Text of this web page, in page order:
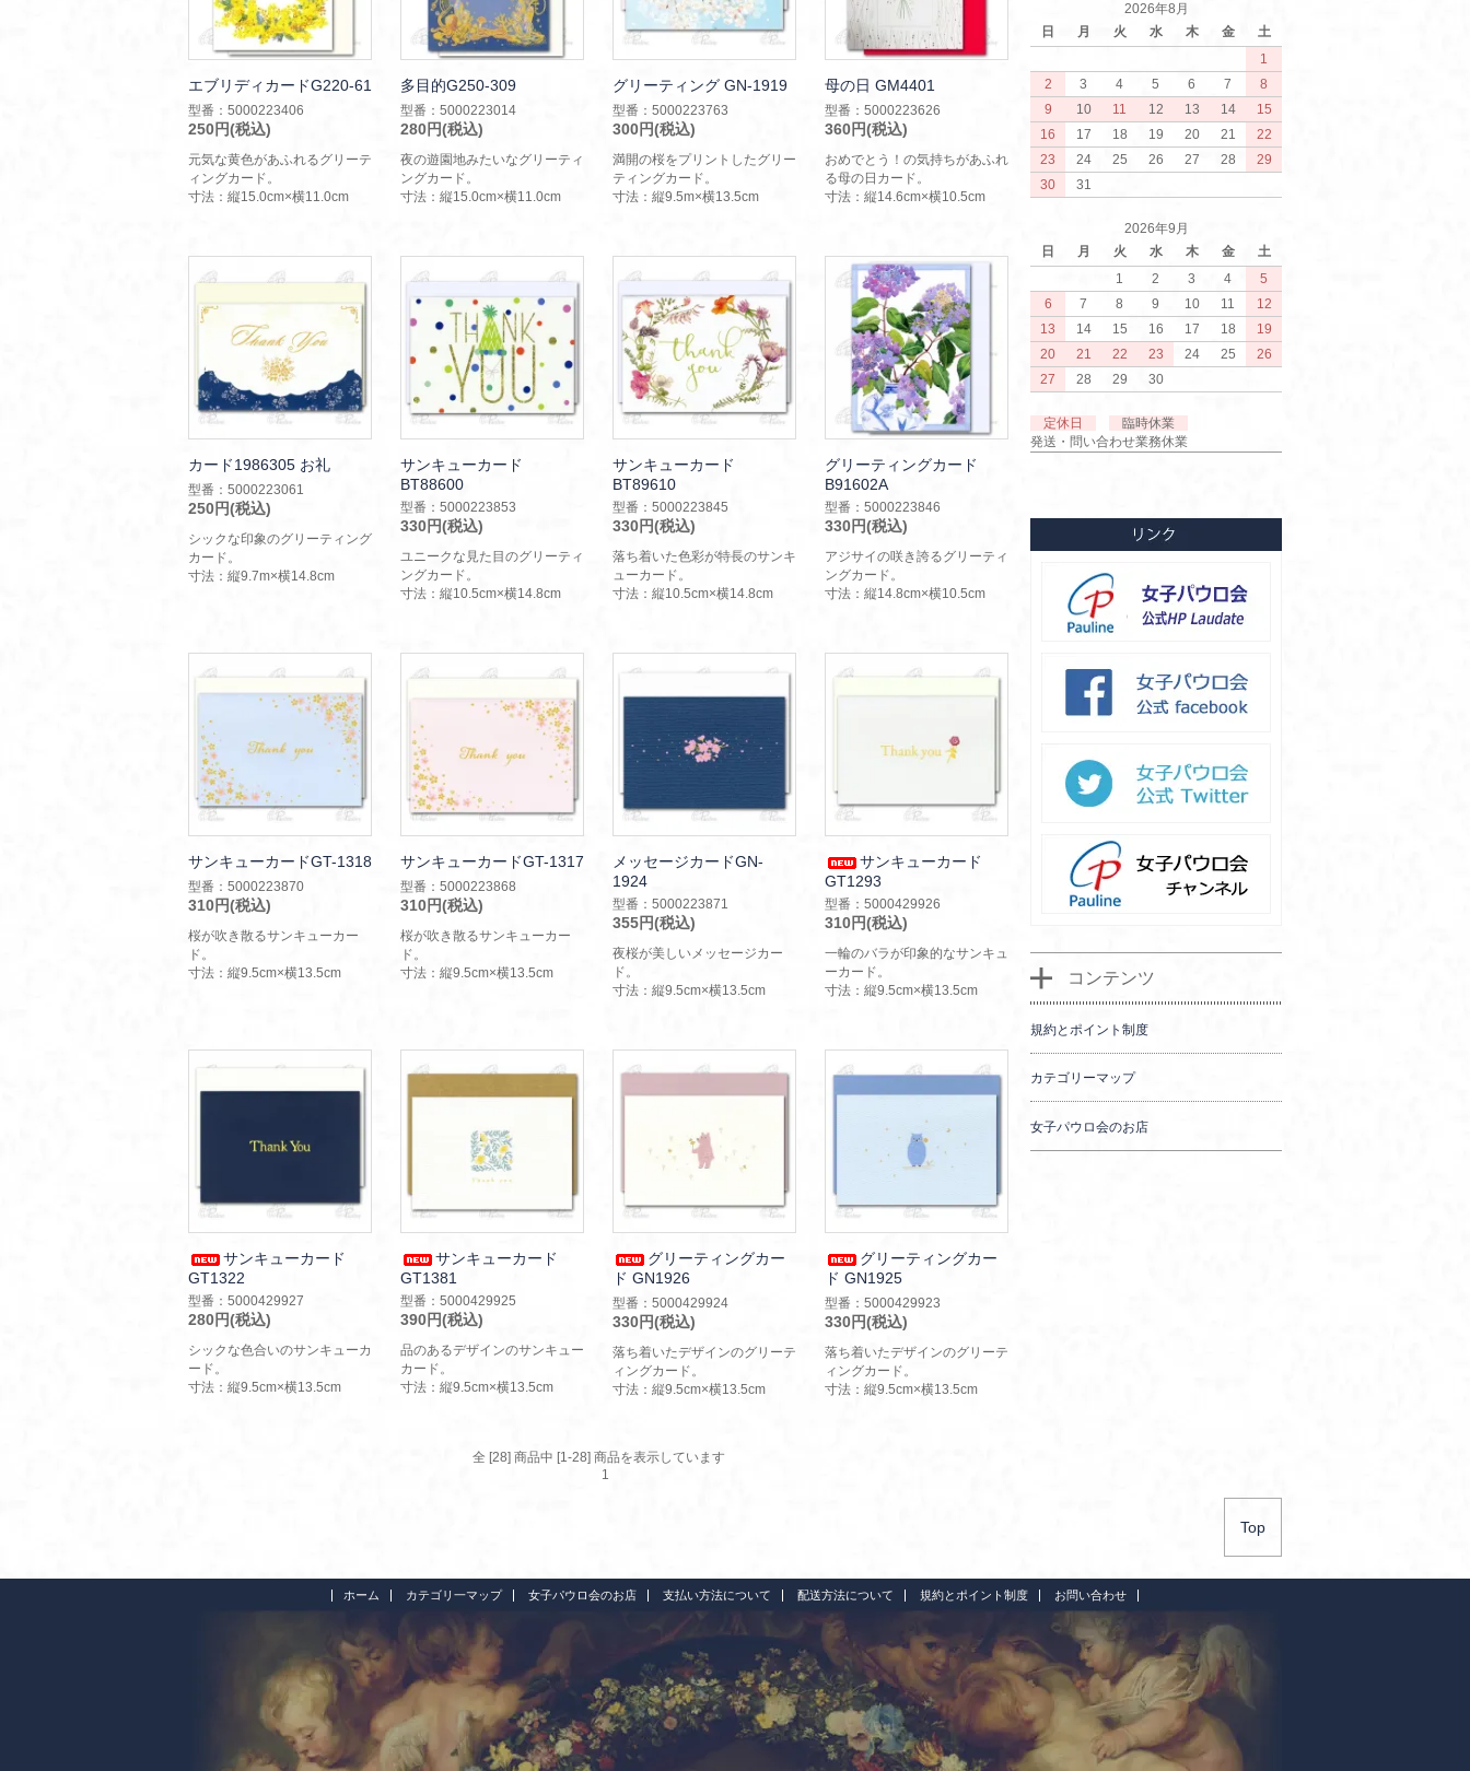
エブリディカードG220-61
型番：5000223406
250円(税込)
元気な黄色があふれるグリーテ
ィングカード。
寸法：縦15.0cm×横11.0cm
多目的G250-309
型番：5000223014
280円(税込)
夜の遊園地みたいなグリーティ
ングカード。
寸法：縦15.0cm×横11.0cm
グリーティング GN-1919
型番：5000223763
300円(税込)
満開の桜をプリントしたグリー
ティングカード。
寸法：縦9.5m×横13.5cm
母の日 GM4401
型番：5000223626
360円(税込)
おめでとう！の気持ちがあふれ
る母の日カード。
寸法：縦14.6cm×横10.5cm
カード1986305 お礼
型番：5000223061
250円(税込)
シックな印象のグリーティング
カード。
寸法：縦9.7m×横14.8cm
サンキューカード
BT88600
型番：5000223853
330円(税込)
ユニークな見た目のグリーティ
ングカード。
寸法：縦10.5cm×横14.8cm
サンキューカード
BT89610
型番：5000223845
330円(税込)
落ち着いた色彩が特長のサンキ
ューカード。
寸法：縦10.5cm×横14.8cm
グリーティングカード
B91602A
型番：5000223846
330円(税込)
アジサイの咲き誇るグリーティ
ングカード。
寸法：縦14.8cm×横10.5cm
サンキューカードGT-1318
型番：5000223870
310円(税込)
桜が吹き散るサンキューカー
ド。
寸法：縦9.5cm×横13.5cm
サンキューカードGT-1317
型番：5000223868
310円(税込)
桜が吹き散るサンキューカー
ド。
寸法：縦9.5cm×横13.5cm
メッセージカードGN-
1924
型番：5000223871
355円(税込)
夜桜が美しいメッセージカー
ド。
寸法：縦9.5cm×横13.5cm
サンキューカード
GT1293
型番：5000429926
310円(税込)
一輪のバラが印象的なサンキュ
ーカード。
寸法：縦9.5cm×横13.5cm
サンキューカード
GT1322
型番：5000429927
280円(税込)
シックな色合いのサンキューカ
ード。
寸法：縦9.5cm×横13.5cm
サンキューカード
GT1381
型番：5000429925
390円(税込)
品のあるデザインのサンキュー
カード。
寸法：縦9.5cm×横13.5cm
グリーティングカー
ド GN1926
型番：5000429924
330円(税込)
落ち着いたデザインのグリーテ
ィングカード。
寸法：縦9.5cm×横13.5cm
グリーティングカー
ド GN1925
型番：5000429923
330円(税込)
落ち着いたデザインのグリーテ
ィングカード。
寸法：縦9.5cm×横13.5cm
全 [28] 商品中 [1-28] 商品を表示しています
1
2026年8月
日
月 火 水 木 金
土
1
2
3 4 5 6 7
8
9
10 11 12 13 14
15
16
17 18 19 20 21
22
23
24 25 26 27 28
29
30
31
2026年9月
日
月 火 水 木 金
土
1
2 3 4
5
6
7 8 9 10 11
12
13
14 15 16 17 18
19
20
21 22 23 24 25
26
27
28 29 30
定休日
臨時休業
発送・問い合わせ業務休業
コンテンツ
規約とポイント制度
カテゴリーマップ
女子パウロ会のお店
Top
ホーム カテゴリ一マップ 女子パウロ会のお店 支払い方法について 配送方法について 規約とポイント制度 お問い合わせ